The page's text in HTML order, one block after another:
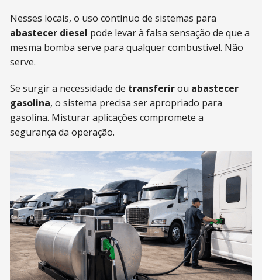
Nesses locais, o uso contínuo de sistemas para
abastecer diesel pode levar à falsa sensação de que a
mesma bomba serve para qualquer combustível. Não
serve.
Se surgir a necessidade de transferirou abastecer
gasolina, o sistema precisa ser apropriado para
gasolina. Misturar aplicações compromete a
segurança da operação.